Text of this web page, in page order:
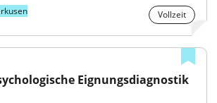
Vollzeit
Eignungsdiagnostik